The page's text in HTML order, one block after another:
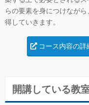
らの要素を身につけなが
得していきます。
コース内容の
開講している教